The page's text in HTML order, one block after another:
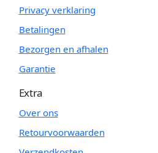
Privacy verklaring
Betalingen
Bezorgen en afhalen
Garantie
Extra
Over ons
Retourvoorwaarden